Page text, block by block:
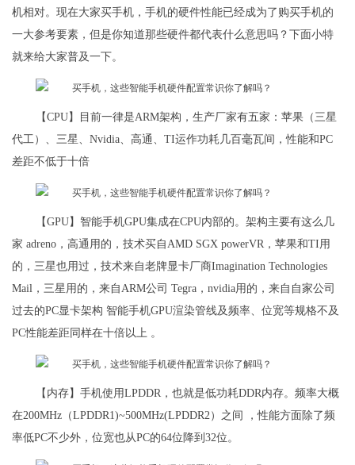
机相对。现在大家买手机，手机的硬件性能已经成为了购买手机的
一大参考要素，但是你知道那些硬件都代表什么意思吗？下面小特
就来给大家普及一下。
【CPU】目前一律是ARM架构，生产厂家有五家：苹果（三星
代工）、三星、Nvidia、高通、TI运作功耗几百毫瓦间，性能和PC
差距不低于十倍
【GPU】智能手机GPU集成在CPU内部的。架构主要有这么几
家 adreno，高通用的，技术买自AMD SGX powerVR，苹果和TI用
的，三星也用过，技术来自老牌显卡厂商Imagination Technologies
Mail，三星用的，来自ARM公司 Tegra，nvidia用的，来自自家公司
过去的PC显卡架构 智能手机GPU渲染管线及频率、位宽等规格不及
PC性能差距同样在十倍以上 。
【内存】手机使用LPDDR，也就是低功耗DDR内存。频率大概
在200MHz（LPDDR1)~500MHz(LPDDR2）之间 ，性能方面除了频
率低PC不少外，位宽也从PC的64位降到32位。